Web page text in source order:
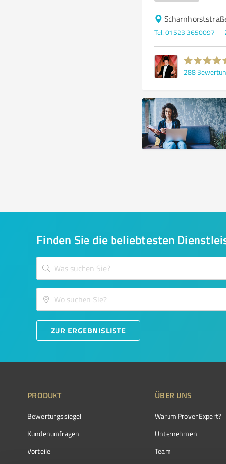
Tel. 01523 3650097
288
Finden Sie die beliebtesten
ZUR ERGEBNISLISTE
PRODUKT
Bewertungssiegel
Kundenumfragen
Vorteile
ÜBER UNS
Warum ProvenExpert?
Unternehmen
Team